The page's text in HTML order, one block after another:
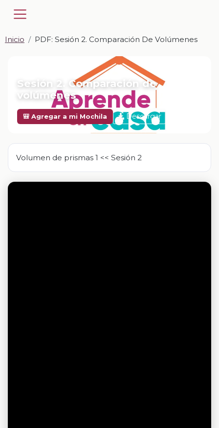
Inicio PDF: Sesión 2. Comparación De Volúmenes
Sesión 2. Comparación de
volúmenes
🎒 Agregar a mi Mochila Descargar
Volumen de prismas 1 << Sesión 2